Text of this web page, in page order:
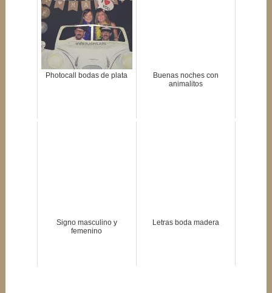
Photocall bodas de plata
Buenas noches con
animalitos
Signo masculino y
femenino
Letras boda madera